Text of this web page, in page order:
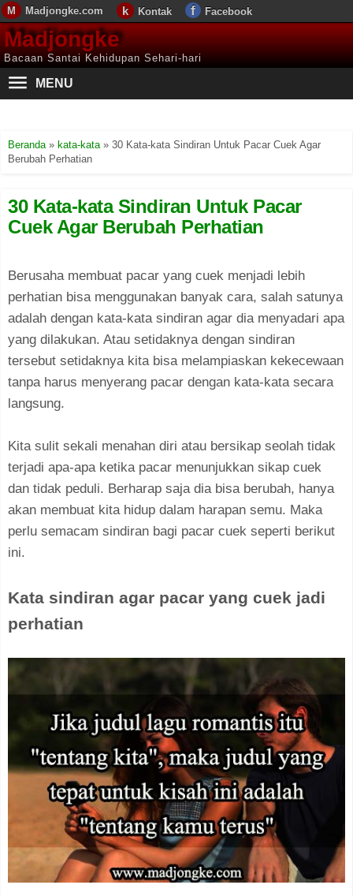
Madjongke.com Kontak Facebook
Madjongke
Bacaan Santai Kehidupan Sehari-hari
MENU
Beranda» kata-kata» 30 Kata-kata Sindiran Untuk Pacar Cuek Agar
Berubah Perhatian
30 Kata-kata Sindiran Untuk Pacar
Cuek Agar Berubah Perhatian
Berusaha membuat pacar yang cuek menjadi lebih
perhatian bisa menggunakan banyak cara, salah satunya
adalah dengan kata-kata sindiran agar dia menyadari apa
yang dilakukan. Atau setidaknya dengan sindiran
tersebut setidaknya kita bisa melampiaskan kekecewaan
tanpa harus menyerang pacar dengan kata-kata secara
langsung.
Kita sulit sekali menahan diri atau bersikap seolah tidak
terjadi apa-apa ketika pacar menunjukkan sikap cuek
dan tidak peduli. Berharap saja dia bisa berubah, hanya
akan membuat kita hidup dalam harapan semu. Maka
perlu semacam sindiran bagi pacar cuek seperti berikut
ini.
Kata sindiran agar pacar yang cuek jadi
perhatian